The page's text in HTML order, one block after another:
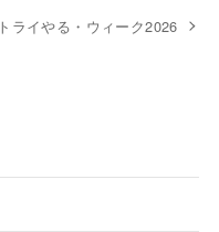
トライやる・ウィーク2026